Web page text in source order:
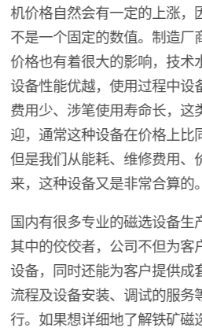
机价格自然会有一定的上涨，
不是一个固定的数值。制造厂
价格也有着很大的影响，技术
设备性能优越，使用过程中设
费用少、涉笔使用寿命长，这
迎，通常这种设备在价格上比
但是我们从能耗、维修费用、
来，这种设备又是非常合算的。
国内有很多专业的磁选设备生
其中的佼佼者，公司不但为客
设备，同时还能为客户提供成
流程及设备安装、调试的服务
行。如果想详细地了解铁矿磁